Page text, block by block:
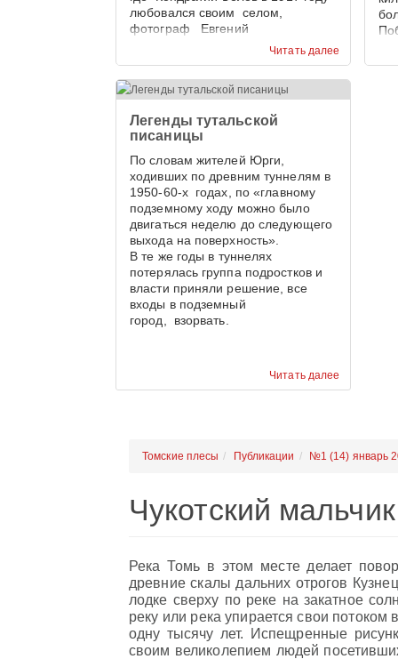
Читать далее
любовался своим селом,
фотограф Евгений
Тамбовцев запечатлел панораму
приходиться признать, что 100 лет
назад сельская улица,
красивее.
Читать далее
Легенды тутальской
писаницы
По словам жителей Юрги,
ходивших по древним туннелям в
1950-60-х годах, по «главному
подземному ходу можно было
двигаться неделю до следующего
выхода на поверхность».
В те же годы в туннелях
потерялась группа подростков и
власти приняли решение, все
входы в подземный
город, взорвать.
Томские плесы Публикации №1 (14) январь
Чукотский мальчик
Река Томь в этом месте делает
древние скалы дальних отрогов
лодке сверху по реке на закатное
реку или река упирается свои
одну тысячу лет. Испещренные
своим великолепием людей